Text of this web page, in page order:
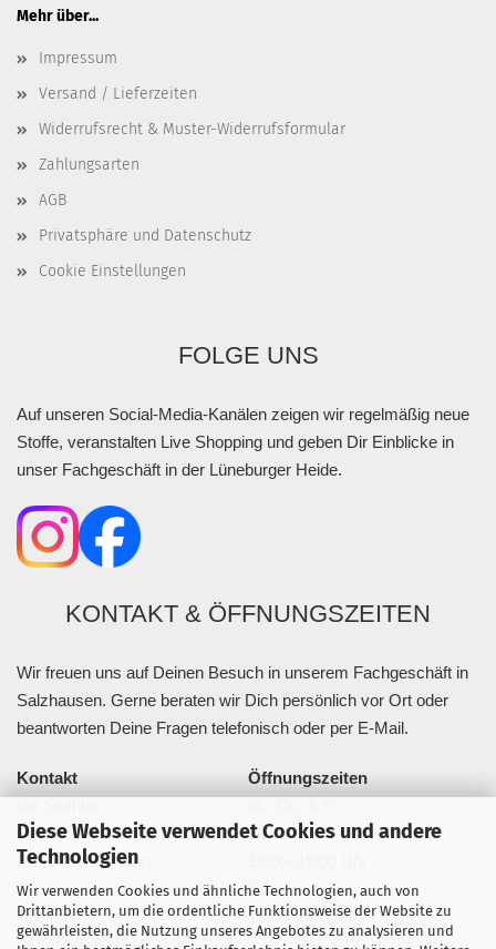
Diese Webseite verwendet Cookies und andere
Technologien
Wir verwenden Cookies und ähnliche Technologien, auch von
Drittanbietern, um die ordentliche Funktionsweise der Website zu
gewährleisten, die Nutzung unseres Angebotes zu analysieren und
Mehr über...
Impressum
Versand / Lieferzeiten
Widerrufsrecht & Muster-Widerrufsformular
Zahlungsarten
AGB
Privatsphäre und Datenschutz
Cookie Einstellungen
FOLGE UNS
Auf unseren Social-Media-Kanälen zeigen wir regelmäßig neue
Stoffe, veranstalten Live Shopping und geben Dir Einblicke in
unser Fachgeschäft in der Lüneburger Heide.
KONTAKT & ÖFFNUNGSZEITEN
Wir freuen uns auf Deinen Besuch in unserem Fachgeschäft in
Salzhausen. Gerne beraten wir Dich persönlich vor Ort oder
beantworten Deine Fragen telefonisch oder per E-Mail.
Kontakt
Bahnhofstraße 20a
21376 Salzhausen
Telefon:
04172 - 988 78 44
Öffnungszeiten
10:00–13:00 Uhr
Sa.
10:00–13:00 Uhr